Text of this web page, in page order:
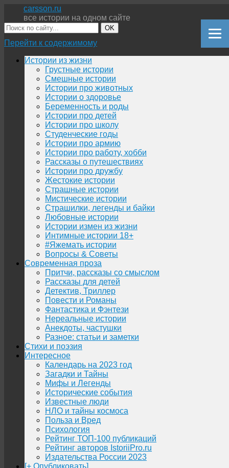
carsson.ru
все истории на одном сайте
OK
Перейти к содержимому
Истории из жизни
Грустные истории
Смешные истории
Истории про животных
Истории о здоровье
Беременность и роды
Истории про детей
Истории про школу
Студенческие годы
Истории про армию
Истории про работу, хобби
Рассказы о путешествиях
Истории про дружбу
Жестокие истории
Страшные истории
Мистические истории
Страшилки, легенды и байки
Любовные истории
Истории измен из жизни
Интимные истории 18+
#Яжемать истории
Вопросы & Советы
Современная проза
Притчи, рассказы со смыслом
Рассказы для детей
Детектив, Триллер
Повести и Романы
Фантастика и Фэнтези
Нереальные истории
Анекдоты, частушки
Разное: статьи и заметки
Стихи и поэзия
Интересное
Календарь на 2023 год
Загадки и Тайны
Мифы и Легенды
Исторические события
Известные люди
НЛО и тайны космоса
Польза и Вред
Психология
Рейтинг ТОП-100 публикаций
Рейтинг авторов IstoriiPro.ru
Издательства России 2023
[+ Опубликовать]